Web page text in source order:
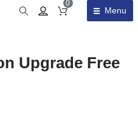
Obsah košíku
0
Menu
Upgrade Free